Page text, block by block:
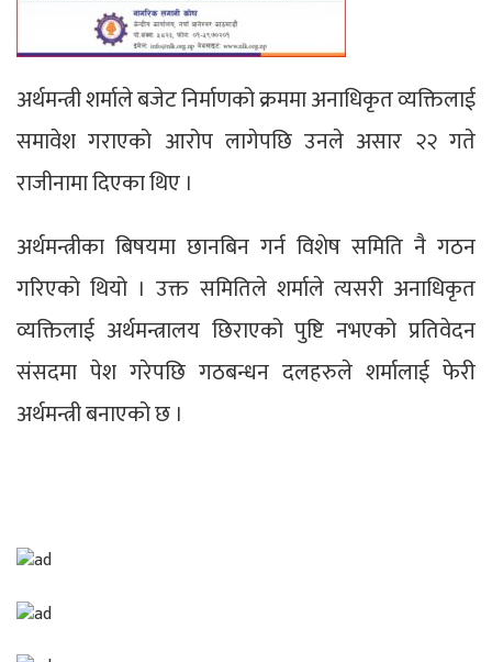
अर्थमन्त्री शर्माले बजेट निर्माणको क्रममा अनाधिकृत व्यक्तिलाई
समावेश गराएको आरोप लागेपछि उनले असार २२ गते
राजीनामा दिएका थिए ।
अर्थमन्त्रीका बिषयमा छानबिन गर्न विशेष समिति नै गठन
गरिएको थियो । उक्त समितिले शर्माले त्यसरी अनाधिकृत
व्यक्तिलाई अर्थमन्त्रालय छिराएको पुष्टि नभएको प्रतिवेदन
संसदमा पेश गरेपछि गठबन्धन दलहरुले शर्मालाई फेरी
अर्थमन्त्री बनाएको छ ।